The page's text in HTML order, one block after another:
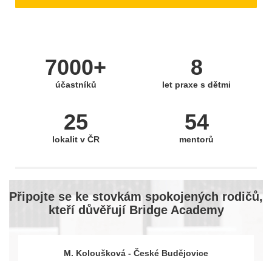
7000+
účastníků
8
let praxe s dětmi
25
lokalit v ČR
54
mentorů
Připojte se ke stovkám spokojených rodičů,
kteří důvěřují Bridge Academy
M. Koloušková - České Budějovice